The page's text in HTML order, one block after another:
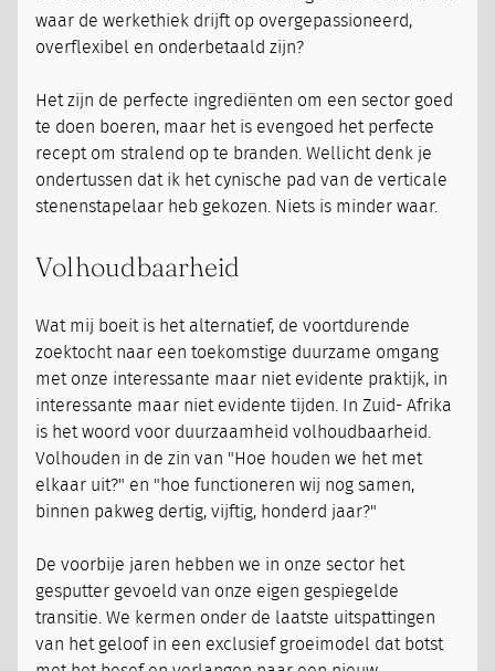
waar de werkethiek drijft op overgepassioneerd,
overflexibel en onderbetaald zijn?
Het zijn de perfecte ingrediënten om een sector goed
te doen boeren, maar het is evengoed het perfecte
recept om stralend op te branden. Wellicht denk je
ondertussen dat ik het cynische pad van de verticale
stenenstapelaar heb gekozen. Niets is minder waar.
Volhoudbaarheid
Wat mij boeit is het alternatief, de voortdurende
zoektocht naar een toekomstige duurzame omgang
met onze interessante maar niet evidente praktijk, in
interessante maar niet evidente tijden. In Zuid- Afrika
is het woord voor duurzaamheid volhoudbaarheid.
Volhouden in de zin van "Hoe houden we het met
elkaar uit?" en "hoe functioneren wij nog samen,
binnen pakweg dertig, vijftig, honderd jaar?"
De voorbije jaren hebben we in onze sector het
gesputter gevoeld van onze eigen gespiegelde
transitie. We kermen onder de laatste uitspattingen
van het geloof in een exclusief groeimodel dat botst